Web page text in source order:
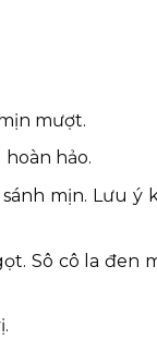
mượt.
hảo.
mịn. Lưu
Sô cô la đen